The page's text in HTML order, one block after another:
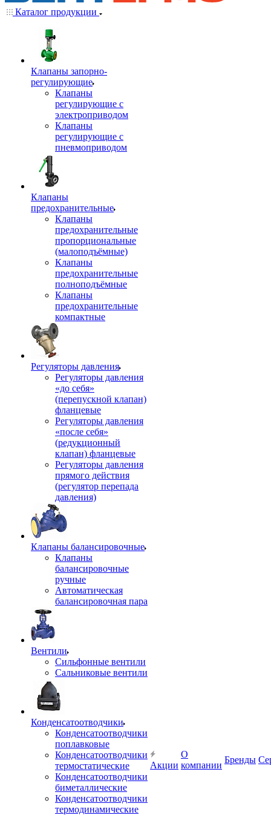
Каталог продукции
Клапаны запорно-
регулирующие
Клапаны
регулирующие с
электроприводом
Клапаны
регулирующие с
пневмоприводом
Клапаны
предохранительные
Клапаны
предохранительные
пропорциональные
(малоподъёмные)
Клапаны
предохранительные
полноподъёмные
Клапаны
предохранительные
компактные
Регуляторы давления
Регуляторы давления
«до себя»
(перепускной клапан)
фланцевые
Регуляторы давления
«после себя»
(редукционный
клапан) фланцевые
Регуляторы давления
прямого действия
(регулятор перепада
давления)
Клапаны балансировочные
Клапаны
балансировочные
ручные
Автоматическая
балансировочная пара
Вентили
Сильфонные вентили
Сальниковые вентили
Конденсатоотводчики
Конденсатоотводчики
поплавковые
Конденсатоотводчики
термостатические
Конденсатоотводчики
биметаллические
Конденсатоотводчики
термодинамические
Акции
О
компании
Бренды